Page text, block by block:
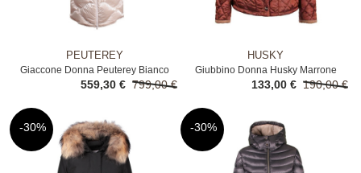
PEUTEREY
Giaccone Donna Peuterey Bianco
799,00 €
559,30 €
HUSKY
Giubbino Donna Husky Marrone
190,00 €
133,00 €
-30% -30%